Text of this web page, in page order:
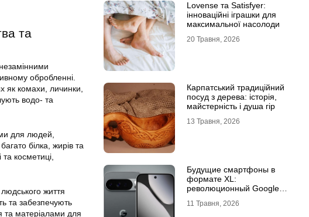
та
обробленні.
як комахи, личинки,
водо- та
для людей,
білка, жирів та
косметиці,
життя
та забезпечують
та матеріалами для
Lovense та Satisfyer:
інноваційні іграшки для
максимальної насолоди
20 Травня, 2026
Карпатський традиційний
посуд з дерева: історія,
майстерність і душа гір
13 Травня, 2026
Будущие смартфоны в
формате XL:
революционный Google
11 Травня, 2026